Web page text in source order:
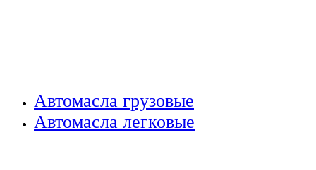
Автомасла грузовые
Автомасла легковые